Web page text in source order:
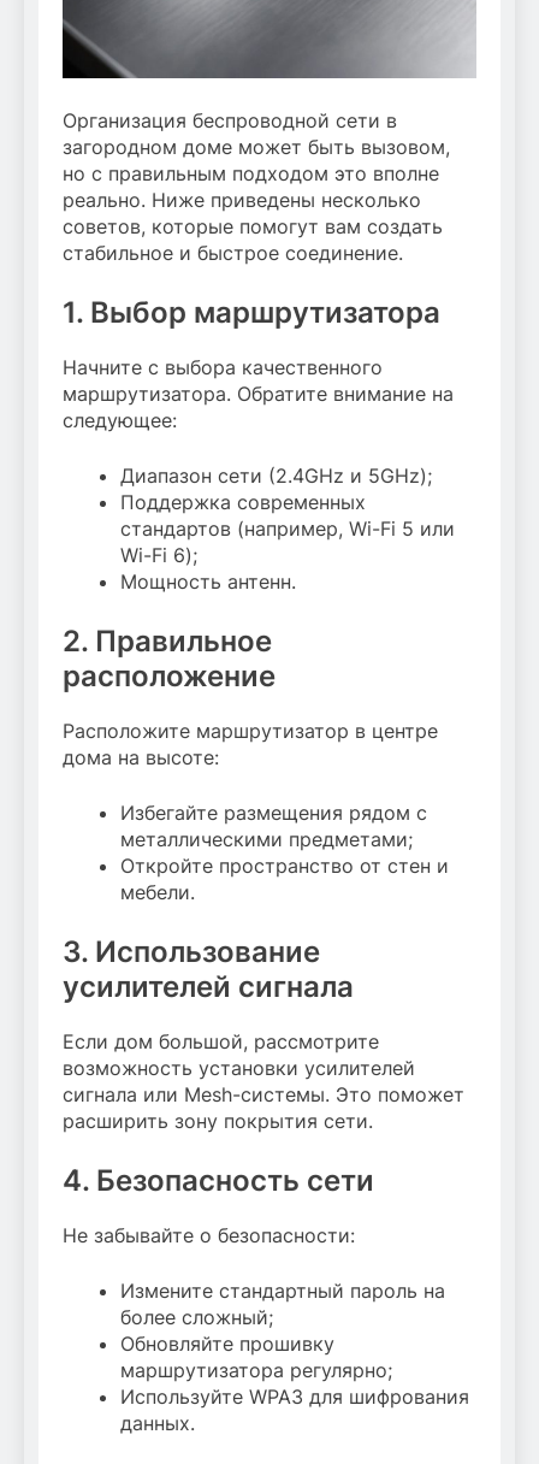
Организация беспроводной сети в
загородном доме может быть вызовом,
но с правильным подходом это вполне
реально. Ниже приведены несколько
советов, которые помогут вам создать
стабильное и быстрое соединение.
1. Выбор маршрутизатора
Начните с выбора качественного
маршрутизатора. Обратите внимание на
следующее:
Диапазон сети (2.4GHz и 5GHz);
Поддержка современных
стандартов (например, Wi-Fi 5 или
Wi-Fi 6);
Мощность антенн.
2. Правильное
расположение
Расположите маршрутизатор в центре
дома на высоте:
Избегайте размещения рядом с
металлическими предметами;
Откройте пространство от стен и
мебели.
3. Использование
усилителей сигнала
Если дом большой, рассмотрите
возможность установки усилителей
сигнала или Mesh-системы. Это поможет
расширить зону покрытия сети.
4. Безопасность сети
Не забывайте о безопасности:
Измените стандартный пароль на
более сложный;
Обновляйте прошивку
маршрутизатора регулярно;
Используйте WPA3 для шифрования
данных.